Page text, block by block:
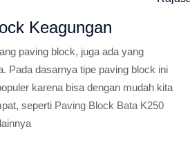
Keagungan
paving block, juga ada yang
Pada dasarnya tipe paving block ini
karena bisa dengan mudah kita
seperti Paving Block Bata K250